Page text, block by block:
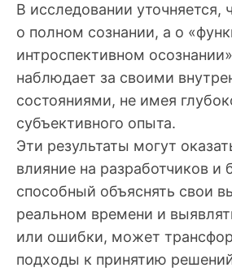
В исследовании уточняется,
о полном сознании, а о
интроспективном
наблюдает за своими
состояниями, не имея
субъективного опыта.
Эти результаты могут
влияние на разработчиков и
способный объяснять свои
реальном времени и
или ошибки, может
подходы к принятию